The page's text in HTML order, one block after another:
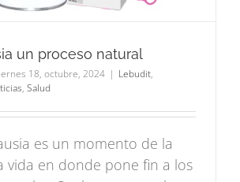
un proceso natural
18, octubre, 2024 | Lebudit,
, Salud
es un momento de la
vida en donde pone fin a los